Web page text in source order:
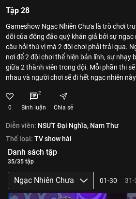
Tập 28
Gameshow Ngạc Nhiên Chưa là trò chơi
dõi của đông đảo quý khán giả bởi sự
câu hỏi thú vị mà 2 đội chơi phải trải qua.
nơi để 2 đội chơi thể hiện bản lĩnh, sự nhạy
giữa 2 thành viên trong đội. Mỗi phần thi
nhau và người chơi sẽ đi hết ngạc nhiên
0
2
Bình luận Chia sẻ
Diễn viên: NSƯT Đại Nghĩa, Nam Thư
Thể loại: TV show hài
Danh sách tập
35/35 tập
Ngạc Nhiên Chưa 01-30 31-